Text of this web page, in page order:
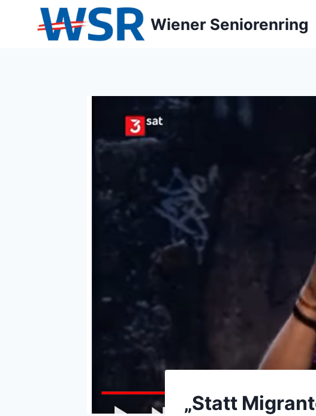
Wiener Seniorenring
„Statt